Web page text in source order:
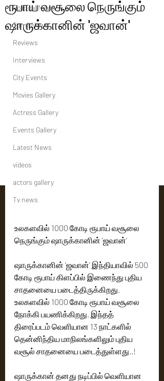
Political News
Tamil News
Reviews
Interviews
City Events
Movies Gallery
Actress Gallery
Events Gallery
Latest News
videos
actors gallery
Tv news
ரூபாய் வசூலை நெருங்கும்
ஷாருக்கானின் 'ஜவான்'
உலகளவில் 1000 கோடி ரூபாய் வசூலை
நெருங்கும் ஷாருக்கானின் 'ஜவான்'
ஷாருக்கானின் 'ஜவான்' இந்தியாவில் 500
கோடி ரூபாய் கிளப்பில் இணைந்து புதிய
சாதனையை படைத்திருக்கிறது.
உலகளவில் 1000 கோடி ரூபாய் வசூலை
நோக்கி பயணிக்கிறது. இந்தத்
திரைப்படம் வெளியான 13 நாட்களில்
தென்னிந்திய மாநிலங்களிலும் புதிய
வசூல் சாதனையை படைத்துள்ளது..!
ஷாருக்கான் தனது நடிப்பில் வெளியான